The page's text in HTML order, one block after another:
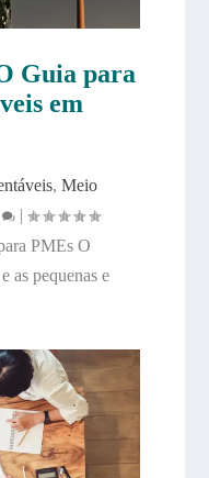
Guia para
em
, Meio
|
PMEs O
as pequenas e